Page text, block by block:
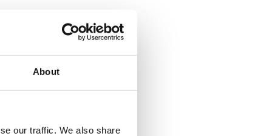
About
our traffic. We also share